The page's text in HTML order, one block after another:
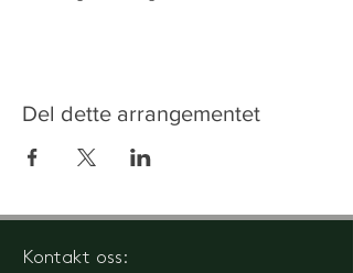
Del dette arrangementet
Kontakt oss: